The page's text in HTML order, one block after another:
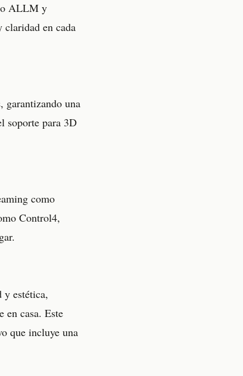
ALLM y
en cada
garantizando una
soporte para 3D
como
Control4,
estética,
en casa. Este
que incluye una